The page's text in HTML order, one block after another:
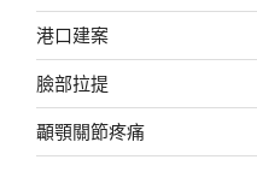
港口建案
臉部拉提
顳顎關節疼痛